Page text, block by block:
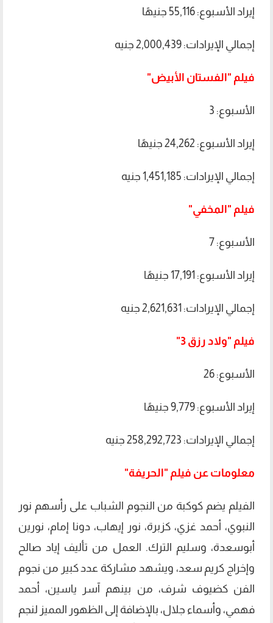
إيراد الأسبوع: 55,116 جنيهًا
إجمالي الإيرادات: 2,000,439 جنيه
فيلم "الفستان الأبيض"
الأسبوع: 3
إيراد الأسبوع: 24,262 جنيهًا
إجمالي الإيرادات: 1,451,185 جنيه
فيلم "المخفي"
الأسبوع: 7
إيراد الأسبوع: 17,191 جنيهًا
إجمالي الإيرادات: 2,621,631 جنيه
فيلم "ولاد رزق 3"
الأسبوع: 26
إيراد الأسبوع: 9,779 جنيهًا
إجمالي الإيرادات: 258,292,723 جنيه
معلومات عن فيلم "الحريفة"
الفيلم يضم كوكبة من النجوم الشباب على رأسهم نور
النبوي، أحمد غزي، كزبرة، نور إيهاب، دونا إمام، نورين
أبوسعدة، وسليم الترك. العمل من تأليف إياد صالح
وإخراج كريم سعد، ويشهد مشاركة عدد كبير من نجوم
الفن كضيوف شرف، من بينهم آسر ياسين، أحمد
فهمي، وأسماء جلال، بالإضافة إلى الظهور المميز لنجم